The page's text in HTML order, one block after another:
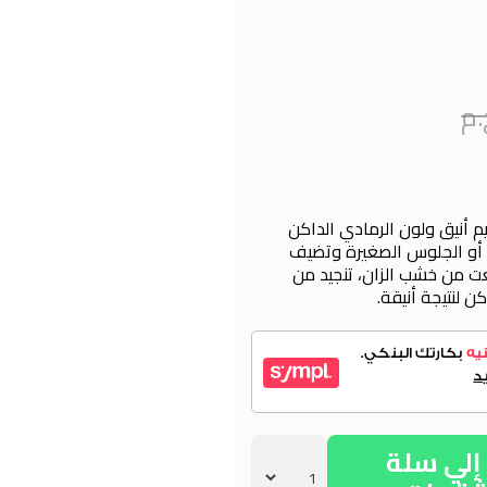
أنيق ولون الرمادي الداكن
أو الجلوس الصغيرة وتضيف
من خشب الزان، تنجيد من
لنتيجة أنيقة.
سلة